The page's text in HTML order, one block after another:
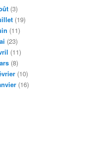
(3)
(19)
(11)
(23)
(11)
(8)
(10)
(16)